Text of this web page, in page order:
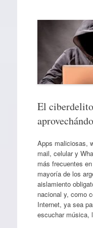
El
Apps maliciosas,
mail, celular y
más frecuentes
mayoría de los
aislamiento
nacional y, como
Internet, ya sea
escuchar música,